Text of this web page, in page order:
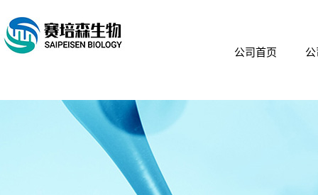
公司首页